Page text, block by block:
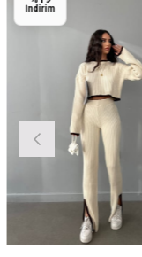
İndirim